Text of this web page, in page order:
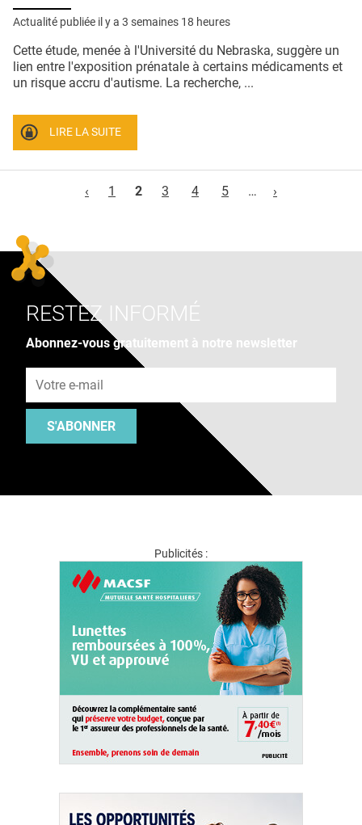
Actualité publiée il y a 3 semaines 18 heures
Cette étude, menée à l'Université du Nebraska, suggère un
lien entre l'exposition prénatale à certains médicaments et
un risque accru d'autisme. La recherche, ...
LIRE LA SUITE
‹
1 2 3 4 5 … ›
RESTEZ INFORMÉ
Abonnez-vous gratuitement à notre newsletter
S'ABONNER
Publicités :